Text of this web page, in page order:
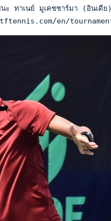
ะ ทาเนย์ มูเคชชาร์มา (อิน
en/